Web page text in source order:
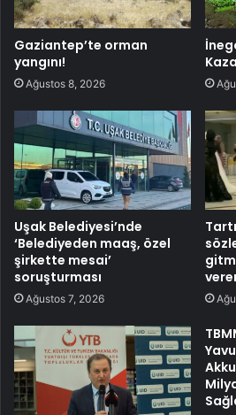
Gaziantep’te orman
yangını!
Ağustos 8, 2026
Uşak Belediyesi’nde
‘Belediyeden maaş, özel
şirkette mesai’
soruşturması
Ağustos 7, 2026